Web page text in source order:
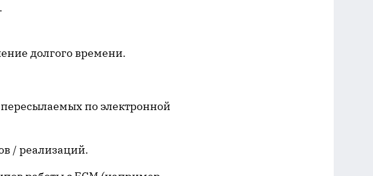
долгого времени.
по электронной
/ реализаций.